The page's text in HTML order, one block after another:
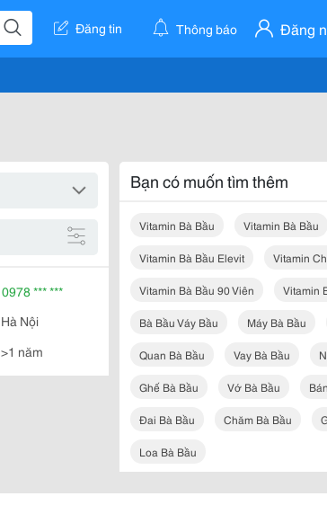
Đăng tin Thông báo Đăng
0978 *** ***
Hà Nội
>1 năm
Bạn có muốn tìm thêm
Vitamin Bà Bầu Vitamin Bà Bầu
Vitamin Bà Bầu Elevit Vitamin
Vitamin Bà Bầu 90 Viên Vitamin
Bà Bầu Váy Bầu Máy Bà Bầu
Quan Bà Bầu Vay Bà Bầu
Ghế Bà Bầu Vớ Bà Bầu
Đai Bà Bầu Chăm Bà Bầu
Loa Bà Bầu